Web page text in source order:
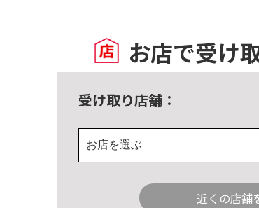
お店で受け
受け取り店舗：
お店を選ぶ
近くの店舗